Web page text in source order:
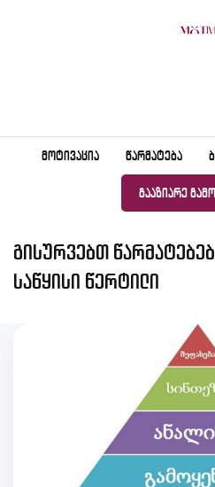
ᲛᲝᲢᲘᲕᲐᲪᲘᲐ ᲬᲐᲠᲛᲐᲢᲔᲑᲐ
ᲒᲐᲐᲖᲘᲐᲠᲔ
გისურვებთ
საწყისი წერტილი